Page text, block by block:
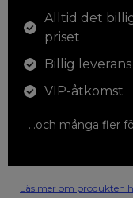
Alltid det
priset
Billig leverans
VIP-åtkomst
...och många fler
Läs mer om produkten